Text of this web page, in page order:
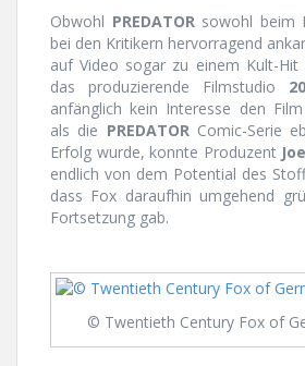
Obwohl PREDATORsowohl beim
bei den Kritikern hervorragend
auf Video sogar zu einem Kult-Hit
das produzierende Filmstudio
anfänglich kein Interesse den
als die PREDATORComic-Serie
Erfolg wurde, konnte Produzent
endlich von dem Potential des
dass Fox daraufhin umgehend
Fortsetzung gab.
© Twentieth Century Fox of